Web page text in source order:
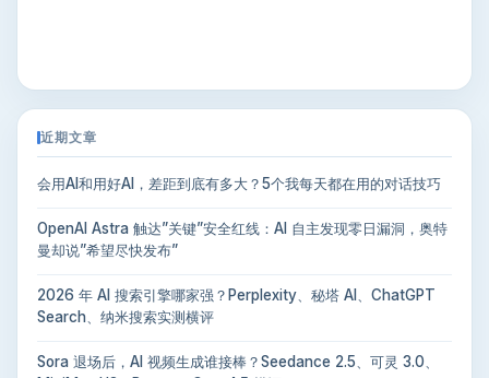
近期文章
会用AI和用好AI，差距到底有多大？5个我每天都在用的对话技巧
OpenAI Astra 触达”关键”安全红线：AI 自主发现零日漏洞，奥特
曼却说”希望尽快发布”
2026 年 AI 搜索引擎哪家强？Perplexity、秘塔 AI、ChatGPT
Search、纳米搜索实测横评
Sora 退场后，AI 视频生成谁接棒？Seedance 2.5、可灵 3.0、